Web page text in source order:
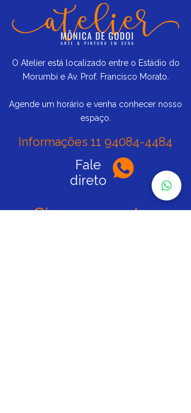
O Atelier está localizado entre o Estádio do
Morumbi e Av. Prof. Francisco Morato.
Agende um horário e venha conhecer nosso
espaço.
Informações 11 94084-4484
Fale
direto
Siga nas redes